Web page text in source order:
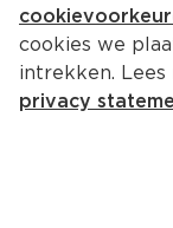
cookies we
intrekken. Lees
privacy